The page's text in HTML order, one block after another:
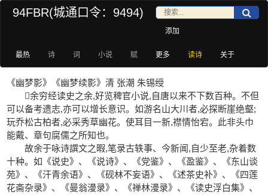
94FBR(城通口令：9494)
添加
最热 诗 词 小说 赋 更多 读诗 关于
《幽梦影》《幽梦续影》清 张潮 朱锡绶
余穷经读史之余,好览稗官小说,自唐以来不下数百种。不但
可以备考遗志,亦可以增长意识。如游名山大川者,必探断崖绝壑;
玩乔松古柏者,必采秀草幽花。使耳目一新,襟情怡宕。此非头巾
能戴、章句腐儒之所知也。
故余于咏诗譔文之暇,笔录古轶事、今新闻,自少至老,杂着数
十种。如《说史》、《说诗》、《党鉴》、《盈鉴》、《东山谈
苑》、《汗青余语》、《砚林不妄语》、《述茶史补》、《四莲
花斋杂录》、《曼翁漫录》、《禅林漫录》、《读史浮白集》、